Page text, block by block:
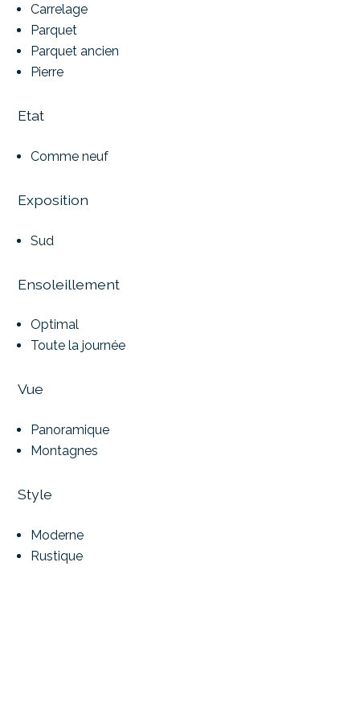
Carrelage
Parquet
Parquet ancien
Pierre
Etat
Comme neuf
Exposition
Sud
Ensoleillement
Optimal
Toute la journée
Vue
Panoramique
Montagnes
Style
Moderne
Rustique